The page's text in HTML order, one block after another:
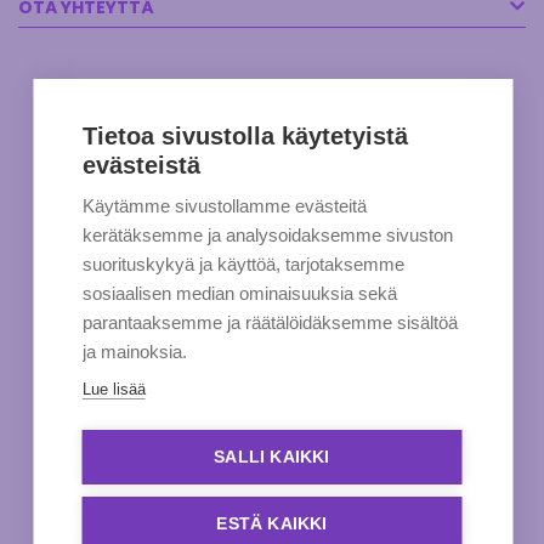
OTA YHTEYTTÄ
Tietoa sivustolla käytetyistä
evästeistä
Käytämme sivustollamme evästeitä
kerätäksemme ja analysoidaksemme sivuston
suorituskykyä ja käyttöä, tarjotaksemme
sosiaalisen median ominaisuuksia sekä
parantaaksemme ja räätälöidäksemme sisältöä
ja mainoksia.
Lue lisää
SALLI KAIKKI
ESTÄ KAIKKI